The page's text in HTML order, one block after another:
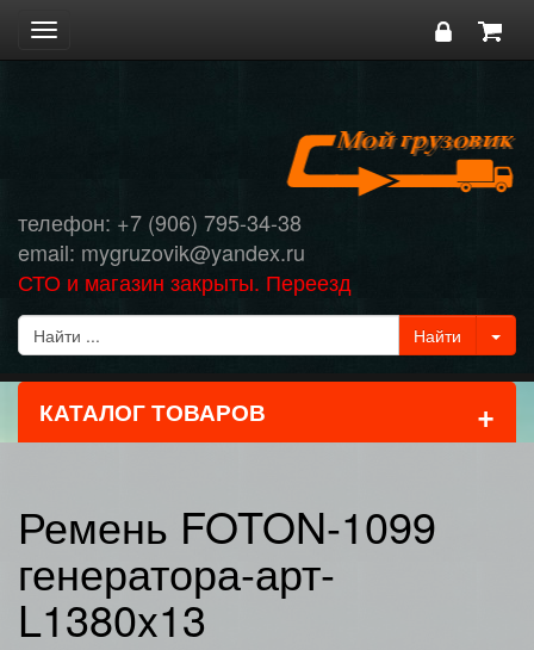
Toggle
navigation
телефон: +7 (906) 795-34-38
email: mygruzovik@yandex.ru
СТО и магазин закрыты. Переезд
КАТАЛОГ ТОВАРОВ +
Ремень FOTON-1099
генератора-арт-
L1380x13